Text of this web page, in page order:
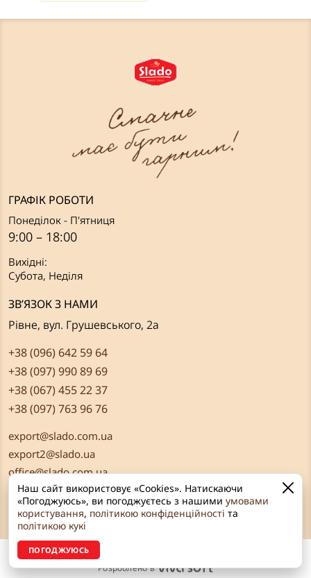
ГРАФІК РОБОТИ
Понеділок - П'ятниця
9:00 – 18:00
Вихідні:
Субота, Неділя
ЗВ’ЯЗОК З НАМИ
Рівне, вул. Грушевського, 2а
+38 (096) 642 59 64
+38 (097) 990 89 69
+38 (067) 455 22 37
+38 (097) 763 96 76
export@slado.com.ua
export2@slado.ua
office@slado.com.ua
© «Сладо» 2026 Всі права захищені
Розроблено в
Наш сайт використовує «Cookies». Натискаючи
«Погоджуюсь», ви погоджуєтесь з нашими умовами
користування, політикою конфіденційності та
політикою кукі
ПОГОДЖУЮСЬ